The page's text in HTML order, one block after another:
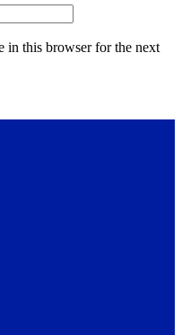
in this browser for the next